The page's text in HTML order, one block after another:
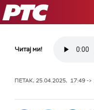
РТС
Читај ми!
ПЕТАК, 25.04.2025, 17:49 ->